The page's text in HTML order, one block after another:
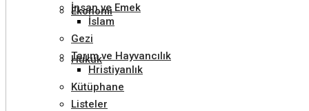
İslam
Hristiyanlık
Ekonomi
Hukuk
Gezi
Kütüphane
İnsan ve Emek
Tarım ve Hayvancılık
Listeler